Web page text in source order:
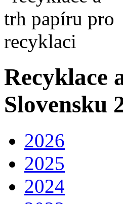
Recyklace
Slovensku
2026
2025
2024